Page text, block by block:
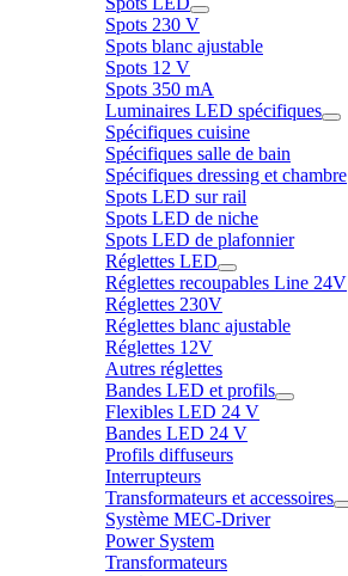
Spots 230 V
Spots blanc ajustable
Spots 12 V
Spots 350 mA
Luminaires LED spécifiques
Spécifiques cuisine
Spécifiques salle de bain
Spécifiques dressing et chambre
Spots LED sur rail
Spots LED de niche
Spots LED de plafonnier
Réglettes LED
Réglettes recoupables Line 24V
Réglettes 230V
Réglettes blanc ajustable
Réglettes 12V
Autres réglettes
Bandes LED et profils
Flexibles LED 24 V
Bandes LED 24 V
Profils diffuseurs
Interrupteurs
Transformateurs et accessoires
Système MEC-Driver
Power System
Transformateurs